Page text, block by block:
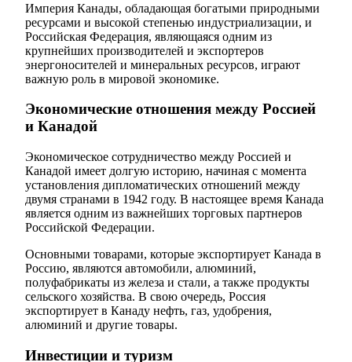
Империя Канады, обладающая богатыми природными
ресурсами и высокой степенью индустриализации, и
Российская Федерация, являющаяся одним из
крупнейших производителей и экспортеров
энергоносителей и минеральных ресурсов, играют
важную роль в мировой экономике.
Экономические отношения между Россией
и Канадой
Экономическое сотрудничество между Россией и
Канадой имеет долгую историю, начиная с момента
установления дипломатических отношений между
двумя странами в 1942 году. В настоящее время Канада
является одним из важнейших торговых партнеров
Российской Федерации.
Основными товарами, которые экспортирует Канада в
Россию, являются автомобили, алюминий,
полуфабрикаты из железа и стали, а также продукты
сельского хозяйства. В свою очередь, Россия
экспортирует в Канаду нефть, газ, удобрения,
алюминий и другие товары.
Инвестиции и туризм